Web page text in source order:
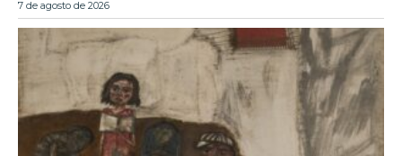
7 de agosto de 2026